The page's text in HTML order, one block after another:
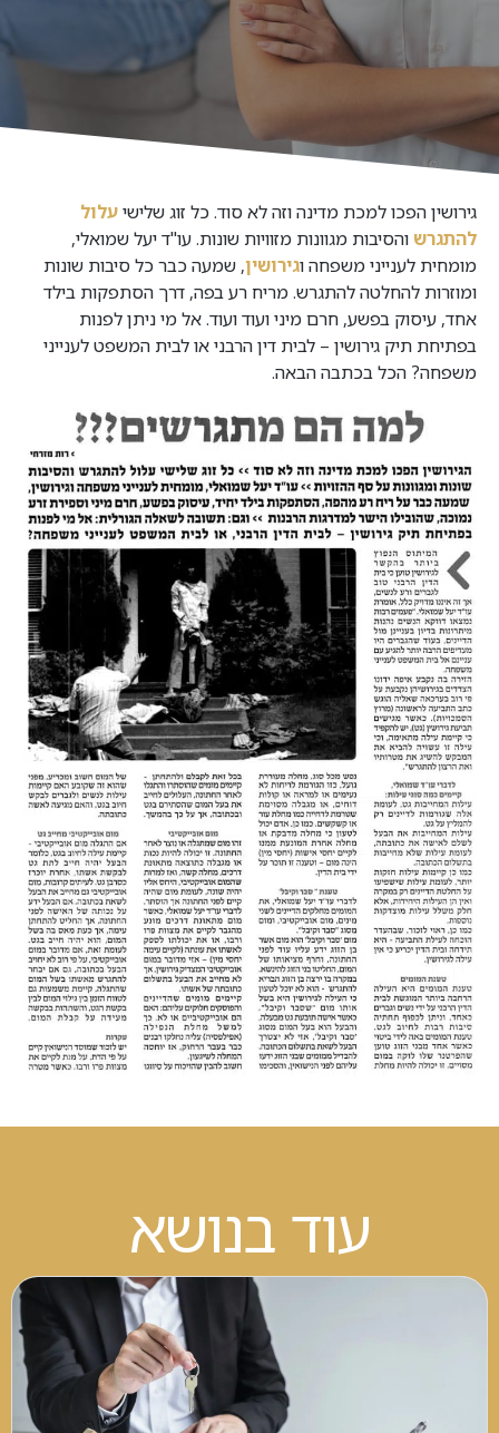
גירושין הפכו למכת מדינה וזה לא סוד. כל זוג שלישיעלול
להתגרש והסיבות מגוונות מזוויות שונות. עו"ד יעל שמואלי,
מומחית לענייני משפחה וגירושין, שמעה כבר כל סיבות שונות
ומוזרות להחלטה להתגרש. מריח רע בפה, דרך הסתפקות בילד
אחד, עיסוק בפשע, חרם מיני ועוד ועוד. אל מי ניתן לפנות
בפתיחת תיק גירושין – לבית דין הרבני או לבית המשפט לענייני
משפחה? הכל בכתבה הבאה.
עוד בנושא